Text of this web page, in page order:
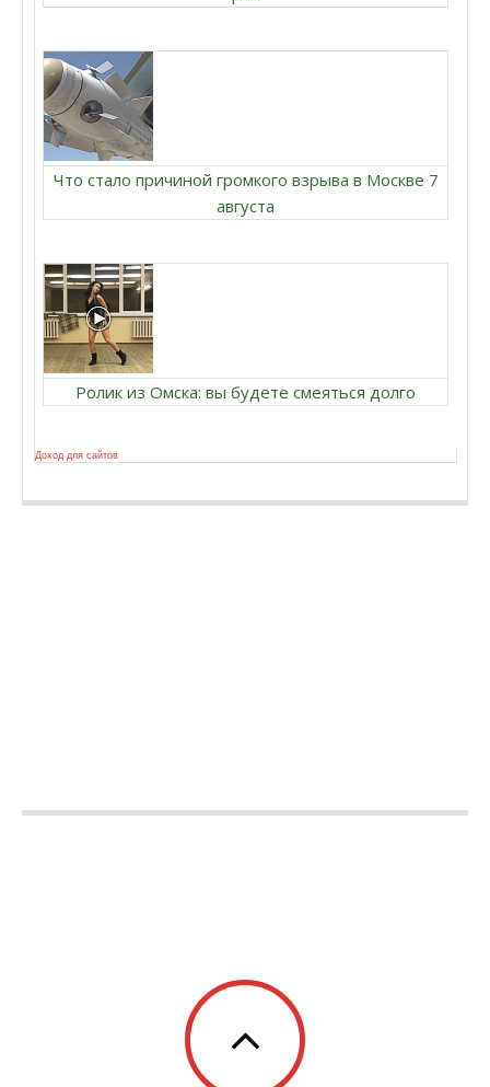
Что стало причиной громкого взрыва в Москве 7
августа
Ролик из Омска: вы будете смеяться долго
Доход для сайтов